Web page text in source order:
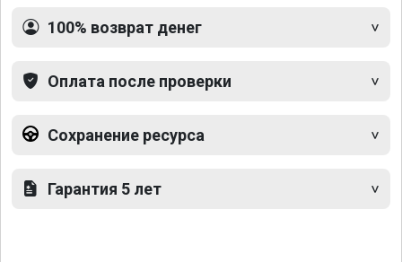
100% возврат денег
Оплата после проверки
Сохранение ресурса
Гарантия 5 лет